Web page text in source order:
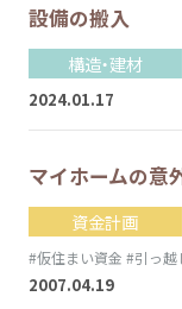
設備の搬入
構造・建材
2024.01.17
マイホームの意
資金計画
#仮住まい資金 #引っ越
2007.04.19